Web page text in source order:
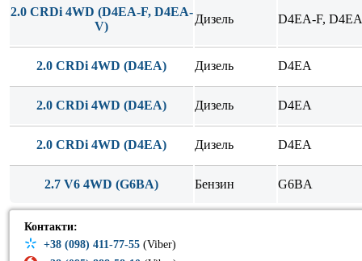
2.0 CRDi 4WD (D4EA-F, D4EA-
V)
Дизель D4EA-F,
2.0 CRDi 4WD (D4EA) Дизель D4EA
2.0 CRDi 4WD (D4EA) Дизель D4EA
2.0 CRDi 4WD (D4EA) Дизель D4EA
2.7 V6 4WD (G6BA) Бензин G6BA
Контакти:
+38 (098) 411-77-55 (Viber)